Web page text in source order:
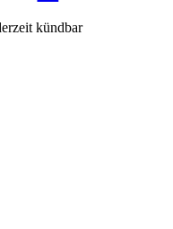
kündbar